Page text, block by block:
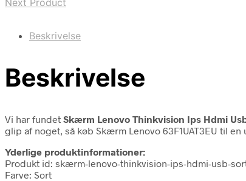
Beskrivelse
Beskrivelse
Vi har fundet Skærm Lenovo Thinkvision Ips Hdmi
glip af noget, så køb Skærm Lenovo 63F1UAT3EU til
Yderlige produktinformationer:
Produkt id: skærm-lenovo-thinkvision-ips-hdmi-usb-
Farve: Sort